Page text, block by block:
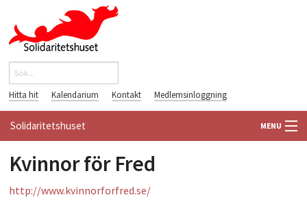
Hoppa till huvudinnehåll
Sökformulär
Hitta hit Kalendarium Kontakt Medlemsinloggning
Solidaritetshuset MENU
HEM
OM OSS
Kvinnor för Fred
http://www.kvinnorforfred.se/